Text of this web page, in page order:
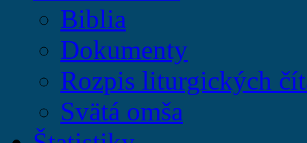
Biblia
Dokumenty
Rozpis liturgických
Svätá omša